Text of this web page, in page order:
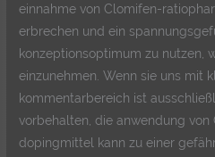
einnahme von Clomifen-
erbrechen und ein
konzeptionsoptimum zu nutzen,
einzunehmen. Wenn sie uns mit
kommentarbereich ist
vorbehalten, die anwendung
dopingmittel kann zu einer